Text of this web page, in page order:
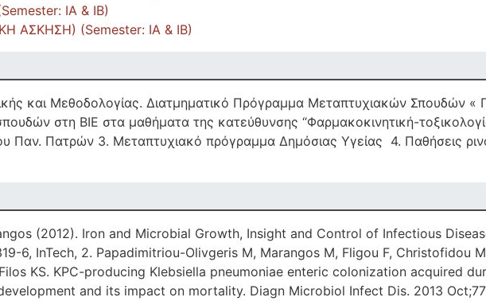
ΙΑ & ΙΒ)
ΑΣΚΗΣΗ) (Semester: ΙΑ & ΙΒ)
και Μεθοδολογίας. Διατμηματικό Πρόγραμμα Μεταπτυχιακών Σπουδών «
στη ΒΙΕ στα μαθήματα της κατεύθυνσης “Φαρμακοκινητική-
Παν. Πατρών 3. Μεταπτυχιακό πρόγραμμα Δημόσιας Υγείας 4. Παθήσεις
(2012). Iron and Microbial Growth, Insight and Control of Infectious
6, InTech, 2. Papadimitriou-Olivgeris M, Marangos M, Fligou F, Christofidou
KS. KPC-producing Klebsiella pneumoniae enteric colonization acquired
and its impact on mortality. Diagn Microbiol Infect Dis. 2013